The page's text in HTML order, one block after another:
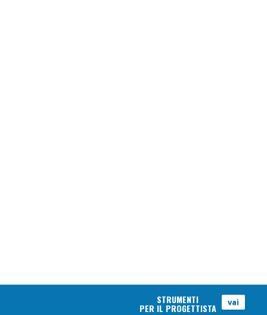
STRUMENTI
PER IL PROGETTISTA vai